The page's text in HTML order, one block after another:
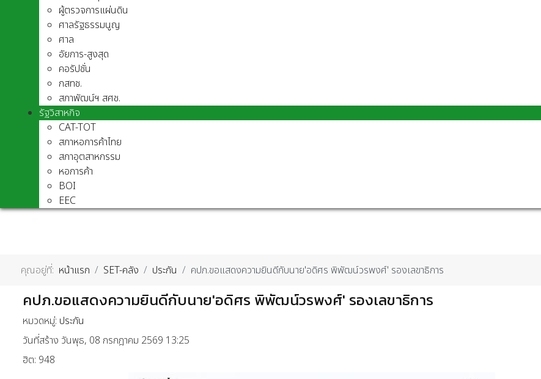
ผู้ตรวจการแผ่นดิน
ศาลรัฐธรรมนูญ
ศาล
อัยการ-สูงสุด
คอรัปชั่น
กสทช.
สภาพัฒน์ฯ สศช.
รัฐวิสาหกิจ
CAT-TOT
สภาหอการค้าไทย
สภาอุตสาหกรรม
หอการค้า
BOI
EEC
คุณอยู่ที่: หน้าแรก SET-คลัง ประกัน คปภ.ขอแสดงความยินดีกับนาย'อดิศร พิพัฒน์วรพงศ์' รองเลขาธิการ
คปภ.ขอแสดงความยินดีกับนาย'อดิศร พิพัฒน์วรพงศ์' รองเลขาธิการ
หมวดหมู่: ประกัน
วันที่สร้าง วันพุธ, 08 กรกฎาคม 2569 13:25
ฮิต: 948